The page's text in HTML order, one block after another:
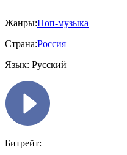
Жанры:Поп-музыка
Страна:Россия
Язык: Русский
Битрейт: